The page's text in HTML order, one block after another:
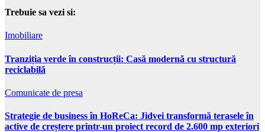
Trebuie sa vezi si:
Imobiliare
Tranziția verde în construcții: Casă modernă cu structură
reciclabilă
Comunicate de presa
Strategie de business în HoReCa: Jidvei transformă terasele în
active de creștere printr-un proiect record de 2.600 mp exteriori